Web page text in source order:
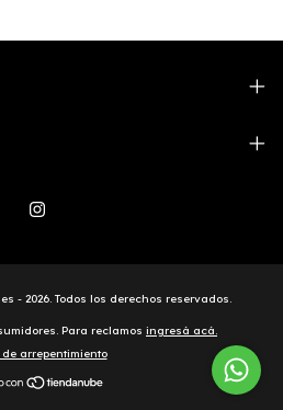
- 2026. Todos los derechos reservados.
Para reclamos ingresá acá.
de arrepentimiento